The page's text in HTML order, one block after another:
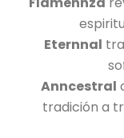
Eternnal
Anncestral
tradición a